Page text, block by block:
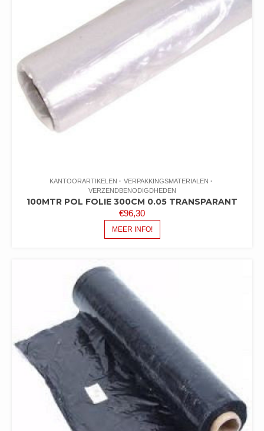
KANTOORARTIKELEN
VERPAKKINGSMATERIALEN
VERZENDBENODIGDHEDEN
100MTR POL FOLIE 300CM 0.05 TRANSPARANT
€96,30
MEER INFO!